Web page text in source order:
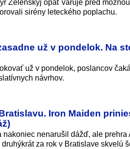
Zelenskyj opäť varuje pred
sirény leteckého poplachu.
už v pondelok. Na
už v pondelok, poslancov
návrhov.
Iron Maiden
nenarušil dážď, ale prehra
za rok v Bratislave skvelú